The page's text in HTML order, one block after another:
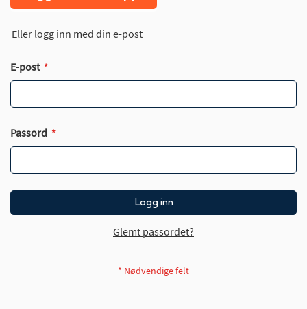
Eller logg inn med din e-post
E-post
Passord
Logg inn
Glemt passordet?